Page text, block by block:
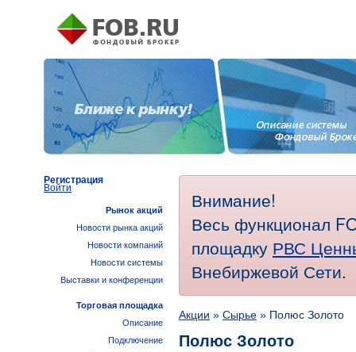
Внимание!
Весь функционал
площадку РВС
Внебиржевой Сети.
Акции » Сырье » Полюс Золото
Полюс Золото
Регистрация
Войти
Рынок акций
Новости рынка акций
Новости компаний
Новости системы
Выставки и конференции
Торговая площадка
Описание
Подключение